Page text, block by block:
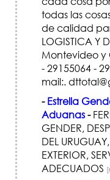
todas las
de calidad
LOGISTICA Y
Montevideo y
- 29155064 -
mail:.
- Estrella
Aduanas-
GENDER,
DEL
EXTERIOR,
ADECUADOS